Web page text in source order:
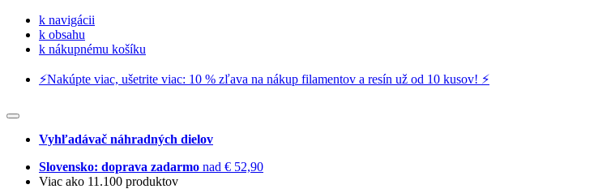
k navigácii
k obsahu
k nákupnému košíku
⚡️Nakúpte viac, ušetrite viac: 10 % zľava na nákup filamentov a resín už od 10 kusov! ⚡️
Vyhľadávač náhradných dielov
Slovensko: doprava zadarmo nad € 52,90
Viac ako 11.100 produktov